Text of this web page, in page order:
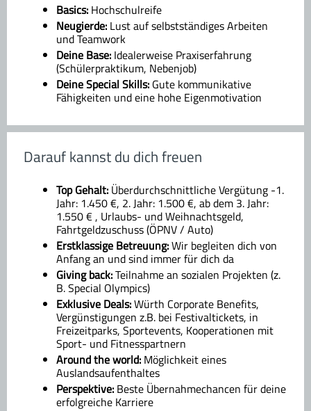
Basics: Hochschulreife
Neugierde: Lust auf selbstständiges Arbeiten
und Teamwork
Deine Base: Idealerweise Praxiserfahrung
(Schülerpraktikum, Nebenjob)
Deine Special Skills: Gute kommunikative
Fähigkeiten und eine hohe Eigenmotivation
Darauf kannst du dich freuen
Top Gehalt: Überdurchschnittliche Vergütung -1.
Jahr: 1.450 €, 2. Jahr: 1.500 €, ab dem 3. Jahr:
1.550 € , Urlaubs- und Weihnachtsgeld,
Fahrtgeldzuschuss (ÖPNV / Auto)
Erstklassige Betreuung:Wir begleiten dich von
Anfang an und sind immer für dich da
Giving back:Teilnahme an sozialen Projekten (z.
B. Special Olympics)
Exklusive Deals:Würth Corporate Benefits,
Vergünstigungen z.B. bei Festivaltickets, in
Freizeitparks, Sportevents, Kooperationen mit
Sport- und Fitnesspartnern
Around the world: Möglichkeit eines
Auslandsaufenthaltes
Perspektive: Beste Übernahmechancen für deine
erfolgreiche Karriere